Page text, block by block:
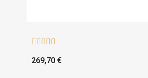
    
269,70 €